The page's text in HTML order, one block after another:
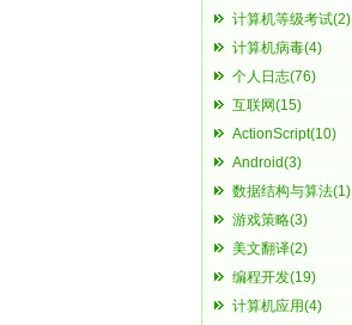
计算机等级考试(2)
计算机病毒(4)
个人日志(76)
互联网(15)
ActionScript(10)
Android(3)
数据结构与算法(1)
游戏策略(3)
美文翻译(2)
编程开发(19)
计算机应用(4)